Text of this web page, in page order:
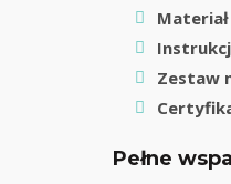
Zestaw
Pełne